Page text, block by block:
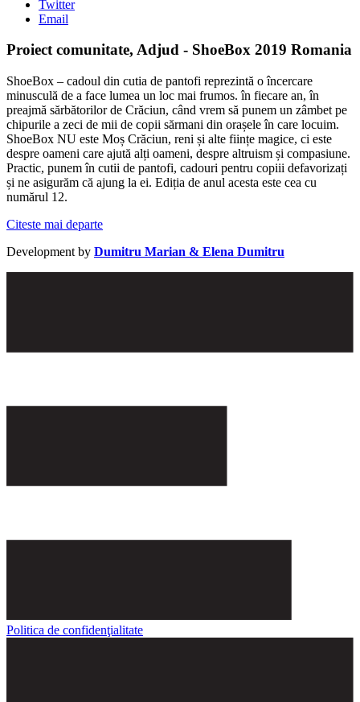
Twitter
Email
Proiect comunitate, Adjud - ShoeBox 2019 Romania
ShoeBox – cadoul din cutia de pantofi reprezintă o încercare
minusculă de a face lumea un loc mai frumos. în fiecare an, în
preajmă sărbătorilor de Crăciun, când vrem să punem un zâmbet pe
chipurile a zeci de mii de copii sărmani din orașele în care locuim.
ShoeBox NU este Moș Crăciun, reni și alte ființe magice, ci este
despre oameni care ajută alți oameni, despre altruism și compasiune.
Practic, punem în cutii de pantofi, cadouri pentru copiii defavorizați
și ne asigurăm că ajung la ei. Ediția de anul acesta este cea cu
numărul 12.
Citeste mai departe
Development by Dumitru Marian & Elena Dumitru
Politica de confidenţialitate